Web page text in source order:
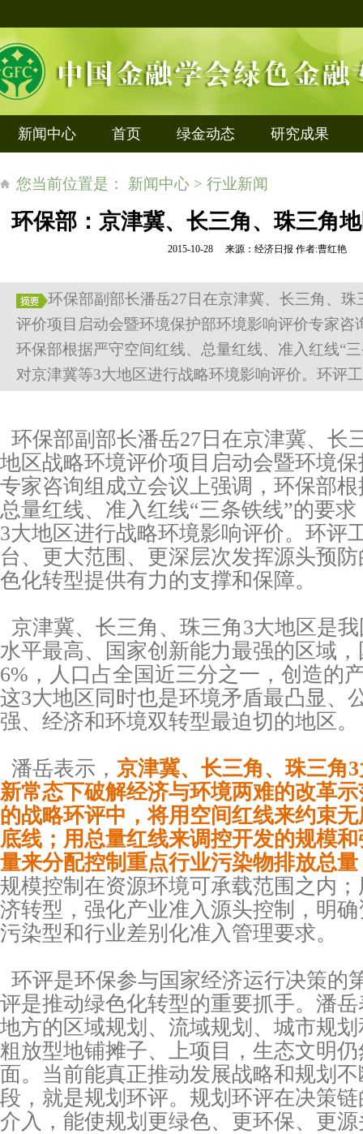
新闻中心 首页 绿金动态 研究成果
您当前位置是： 新闻中心 > 行业新闻
环保部：京津冀、长三角、珠三角
2015-10-28 来源：经济日报 作者:曹红艳
环保部副部长潘岳27日在京津冀、长三角、珠
评价项目启动会暨环境保护部环境影响评价专家咨
环保部根据严守空间红线、总量红线、准入红线“
对京津冀等3大地区进行战略环境影响评价。环评
环保部副部长潘岳27日在京津冀、长
地区战略环境评价项目启动会暨环境
专家咨询组成立会议上强调，环保部
总量红线、准入红线“三条铁线”的要
3大地区进行战略环境影响评价。环评
台、更大范围、更深层次发挥源头预
色化转型提供有力的支撑和保障。
京津冀、长三角、珠三角3大地区是
水平最高、国家创新能力最强的区域
6%，人口占全国近三分之一，创造的
这3大地区同时也是环境矛盾最凸显、
强、经济和环境双转型最迫切的地区。
潘岳表示， 京津冀、长三角、珠三角
新常态下破解经济与环境两难的改革
的战略环评中，将用空间红线来约束
底线；用总量红线来调控开发的规模
量来分配控制重点行业污染物排放总量
规模控制在资源环境可承载范围之内
济转型，强化产业准入源头控制，明
污染型和行业差别化准入管理要求。
环评是环保参与国家经济运行决策的
评是推动绿色化转型的重要抓手。潘
地方的区域规划、流域规划、城市规
粗放型地铺摊子、上项目，生态文明
面。当前能真正推动发展战略和规划
段，就是规划环评。规划环评在决策
介入，能使规划更绿色、更环保、更